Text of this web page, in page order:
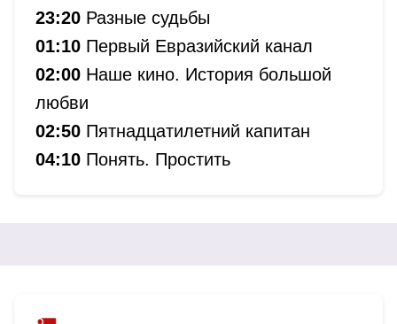
23:20 Разные судьбы
01:10 Первый Евразийский канал
02:00 Наше кино. История большой
любви
02:50 Пятнадцатилетний капитан
04:10 Понять. Простить